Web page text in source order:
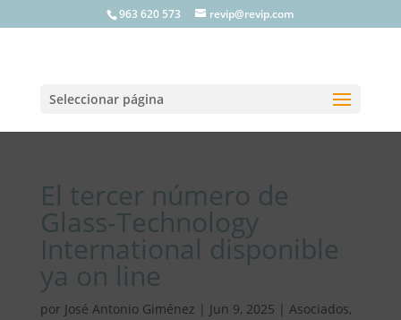
963 620 573 revip@revip.com
Seleccionar página
El tercer número de
Glass-Technology
International disponible
ya on line
por José Antonio Giménez | Jun 9, 2025 | Asociados,